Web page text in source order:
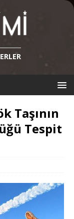
Taşının
Tespit